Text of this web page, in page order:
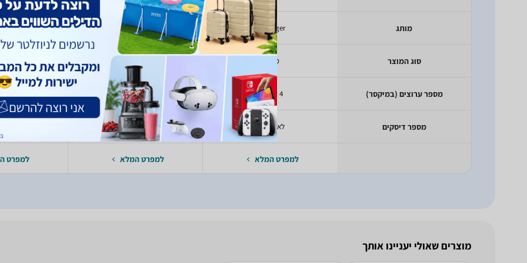
מותג
סוג המוצר
מספר ערוצים (במיקסר)
מספר דיסקים
Behringer
מיקסר
4 ערוצים
לא רלוונטי
למפרט המלא
Behringer
4 ערוצים
לא רלוונטי
למפרט המלא למפרט
מוצרים שאולי יעניינו אותך